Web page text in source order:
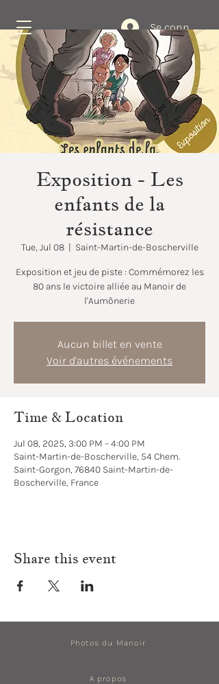
Se connecter
Book Now
Exposition - Les
enfants de la
résistance
Tue, Jul 08
  |
Saint-Martin-de-Boscherville
Exposition et jeu de piste : Commémorez les
80 ans le victoire alliée au Manoir de
l'Aumônerie
Aucun billet en vente
Voir d'autres événements
Time & Location
Jul 08, 2025, 3:00 PM – 4:00 PM
Saint-Martin-de-Boscherville, 54 Chem.
Saint-Gorgon, 76840 Saint-Martin-de-
Boscherville, France
Share this event
Photos du Manoir
A propos